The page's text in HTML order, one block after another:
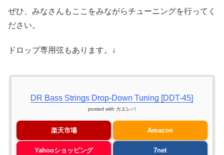
ぜひ、みなさんもここをみながらチューニングを行ってく
ださい。
ドロップ専用弦もあります。↓
DR Bass Strings Drop-Down Tuning [DDT-45]
posted with カエレバ
楽天市場 Amazon
Yahooショッピング 7net